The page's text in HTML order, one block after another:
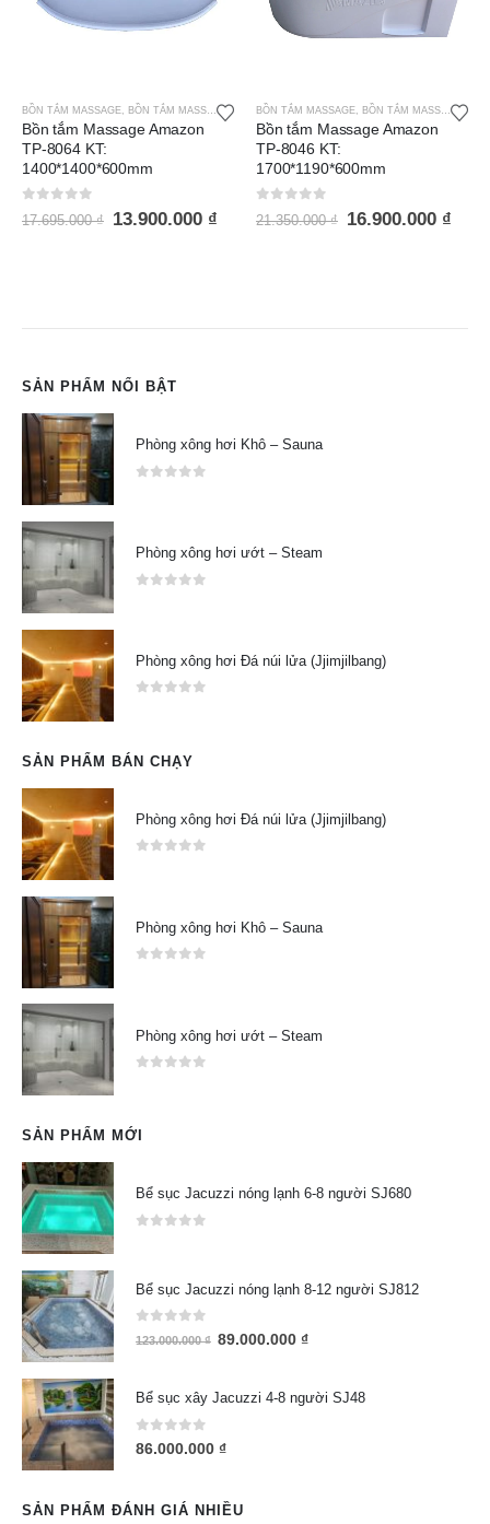
BỒN TẮM MASSAGE BỒN TẮM MASSAGE AMAZON
Bồn tắm Massage Amazon
TP-8064 KT:
1400*1400*600mm
17.695.000₫ 13.900.000 ₫
BỒN TẮM MASSAGE BỒN TẮM MASSAGE AMAZON
Bồn tắm Massage Amazon
TP-8046 KT:
1700*1190*600mm
21.350.000₫ 16.900.000 ₫
SẢN PHẨM NỔI BẬT
Phòng xông hơi Khô – Sauna
Phòng xông hơi ướt – Steam
Phòng xông hơi Đá núi lửa (Jjimjilbang)
SẢN PHẨM BÁN CHẠY
Phòng xông hơi Đá núi lửa (Jjimjilbang)
Phòng xông hơi Khô – Sauna
Phòng xông hơi ướt – Steam
SẢN PHẨM MỚI
Bể sục Jacuzzi nóng lạnh 6-8 người SJ680
Bể sục Jacuzzi nóng lạnh 8-12 người SJ812
out of 5
123.000.000₫ 89.000.000 ₫
Bể sục xây Jacuzzi 4-8 người SJ48
0 out of 5
86.000.000 ₫
SẢN PHẨM ĐÁNH GIÁ NHIỀU